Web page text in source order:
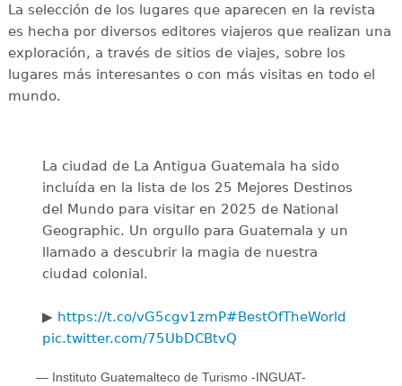
La selección de los lugares que aparecen en la revista
es hecha por diversos editores viajeros que realizan una
exploración, a través de sitios de viajes, sobre los
lugares más interesantes o con más visitas en todo el
mundo.
La ciudad de La Antigua Guatemala ha sido
incluída en la lista de los 25 Mejores Destinos
del Mundo para visitar en 2025 de National
Geographic. Un orgullo para Guatemala y un
llamado a descubrir la magia de nuestra
ciudad colonial.
▶️ https://t.co/vG5cgv1zmP#BestOfTheWorld
pic.twitter.com/75UbDCBtvQ
— Instituto Guatemalteco de Turismo -INGUAT-